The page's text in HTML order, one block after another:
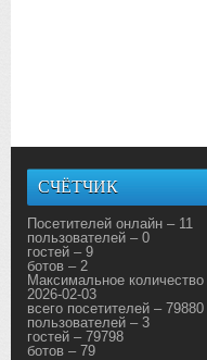
СЧЁТЧИК
Посетителей онлайн – 11
пользователей – 0
гостей – 9
ботов – 2
Максимальное
2026-02-03
всего посетителей – 79880
пользователей – 3
гостей – 79798
ботов – 79